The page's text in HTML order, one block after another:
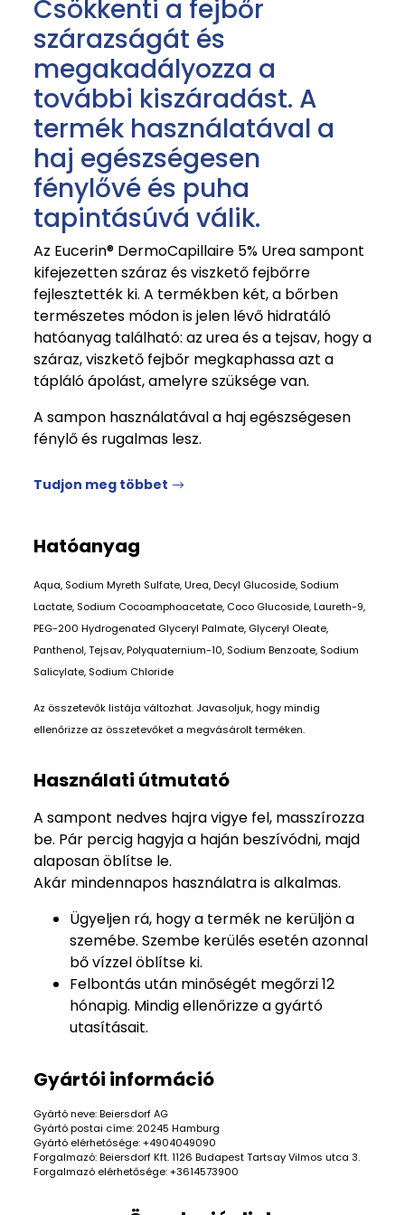
Csökkenti a fejbőr
szárazságát és
megakadályozza a
további kiszáradást. A
termék használatával a
haj egészségesen
fénylővé és puha
tapintásúvá válik.
Az Eucerin® DermoCapillaire 5% Urea sampont
kifejezetten száraz és viszkető fejbőrre
fejlesztették ki. A termékben két, a bőrben
természetes módon is jelen lévő hidratáló
hatóanyag található: az urea és a tejsav, hogy a
száraz, viszkető fejbőr megkaphassa azt a
tápláló ápolást, amelyre szüksége van.
A sampon használatával a haj egészségesen
fénylő és rugalmas lesz.
Tudjon meg többet
Hatóanyag
Aqua, Sodium Myreth Sulfate, Urea, Decyl Glucoside, Sodium
Lactate, Sodium Cocoamphoacetate, Coco Glucoside, Laureth-9,
PEG-200 Hydrogenated Glyceryl Palmate, Glyceryl Oleate,
Panthenol, Tejsav, Polyquaternium-10, Sodium Benzoate, Sodium
Salicylate, Sodium Chloride
Az összetevők listája változhat. Javasoljuk, hogy mindig
ellenőrizze az összetevőket a megvásárolt terméken.
Használati útmutató
A sampont nedves hajra vigye fel, masszírozza
be. Pár percig hagyja a haján beszívódni, majd
alaposan öblítse le.
Akár mindennapos használatra is alkalmas.
Ügyeljen rá, hogy a termék ne kerüljön a
szemébe. Szembe kerülés esetén azonnal
bő vízzel öblítse ki.
Felbontás után minőségét megőrzi 12
hónapig. Mindig ellenőrizze a gyártó
utasításait.
Gyártói információ
Gyártó neve: Beiersdorf AG
Gyártó postai címe: 20245 Hamburg
Gyártó elérhetősége: +4904049090
Forgalmazó: Beiersdorf Kft. 1126 Budapest Tartsay Vilmos utca 3.
Forgalmazó elérhetősége: +3614573900